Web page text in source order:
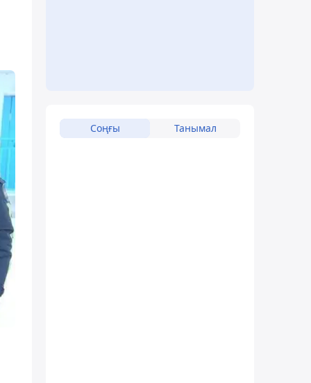
Соңғы Танымал